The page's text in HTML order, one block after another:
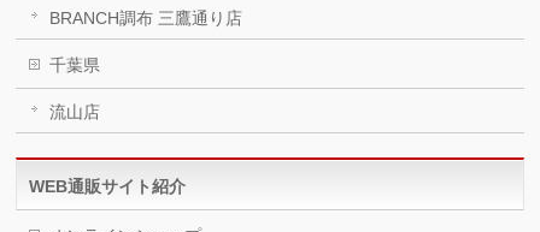
BRANCH調布 三鷹通り店
千葉県
流山店
WEB通販サイト紹介